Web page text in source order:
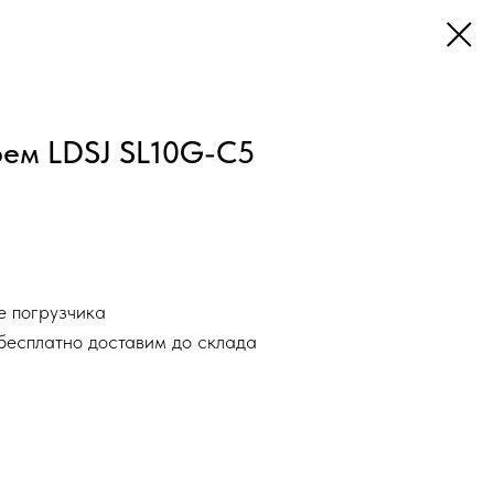
LDSJ SL10G-C5
доставим до склада